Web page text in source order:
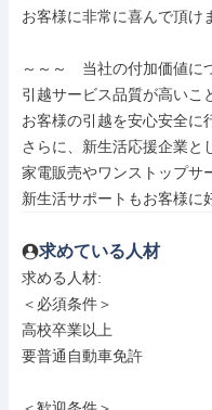
お客様に非常に喜んで頂け
～～～　当社の付加価値に
引越サービス品質が高いこ
お客様の引越を安心安全に
さらに、新生活応援企業と
家電販売やワンストップサ
新生活サポートもお客様に
求めている人材
求める人材:
＜必須条件＞
高校卒業以上
要普通自動車免許